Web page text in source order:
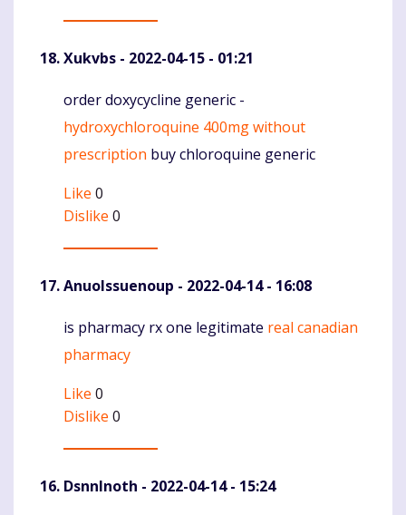
Xukvbs - 2022-04-15 - 01:21
Komentaras
order doxycycline generic -
hydroxychloroquine 400mg without
prescription buy chloroquine generic
Like 0
Dislike 0
AnuoIssuenoup - 2022-04-14 - 16:08
Komentaras
is pharmacy rx one legitimate real canadian
pharmacy
Like 0
Dislike 0
DsnnInoth - 2022-04-14 - 15:24